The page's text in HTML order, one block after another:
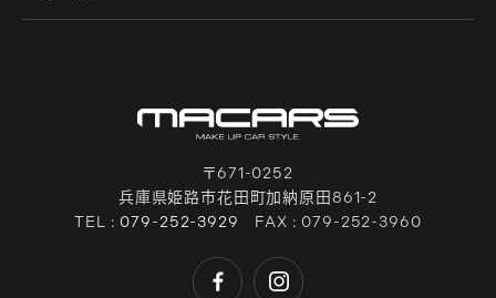
〒671-0252
兵庫県姫路市花田町加納原田861-2
TEL :079-252-3929 FAX : 079-252-3960